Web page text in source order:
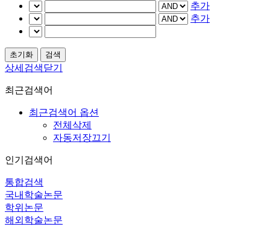
추가
추가
상세검색닫기
최근검색어
최근검색어 옵션
전체삭제
자동저장끄기
인기검색어
통합검색
국내학술논문
학위논문
해외학술논문